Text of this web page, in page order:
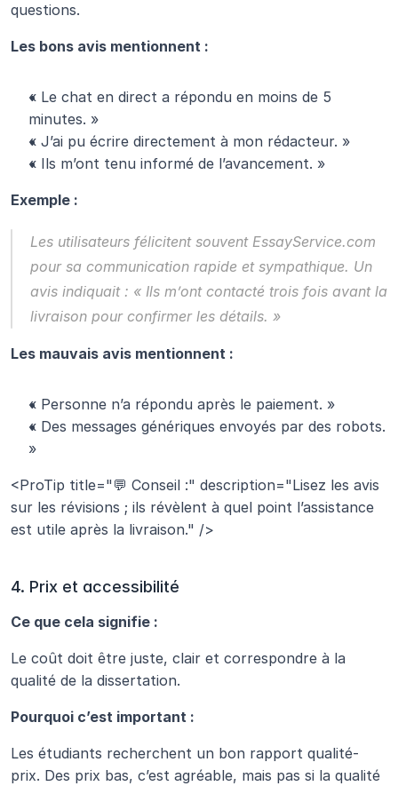
questions.
Les bons avis mentionnent :
« Le chat en direct a répondu en moins de 5
minutes. »
« J’ai pu écrire directement à mon rédacteur. »
« Ils m’ont tenu informé de l’avancement. »
Exemple :
Les utilisateurs félicitent souvent EssayService.com
pour sa communication rapide et sympathique. Un
avis indiquait : « Ils m’ont contacté trois fois avant la
livraison pour confirmer les détails. »
Les mauvais avis mentionnent :
« Personne n’a répondu après le paiement. »
« Des messages génériques envoyés par des robots.
»
<ProTip title="💬 Conseil :" description="Lisez les avis
sur les révisions ; ils révèlent à quel point l’assistance
est utile après la livraison." />
4. Prix et accessibilité
Ce que cela signifie :
Le coût doit être juste, clair et correspondre à la
qualité de la dissertation.
Pourquoi c’est important :
Les étudiants recherchent un bon rapport qualité-
prix. Des prix bas, c’est agréable, mais pas si la qualité